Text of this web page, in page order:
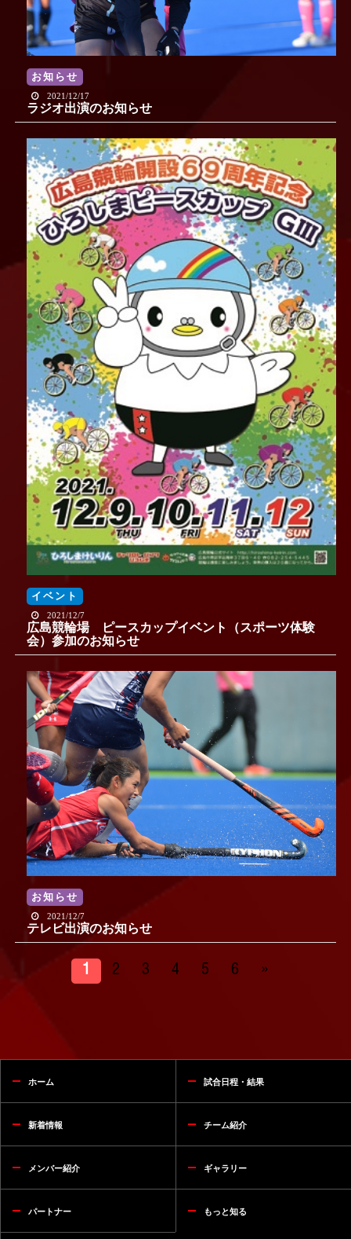
お知らせ
2021/12/17
ラジオ出演のお知らせ
イベント
2021/12/7
広島競輪場 ピースカップイベント（スポーツ体験
会）参加のお知らせ
お知らせ
2021/12/7
テレビ出演のお知らせ
1 2 3 4 5 6 »
ホーム 試合日程・結果
新着情報 チーム紹介
メンバー紹介 ギャラリー
パートナー もっと知る